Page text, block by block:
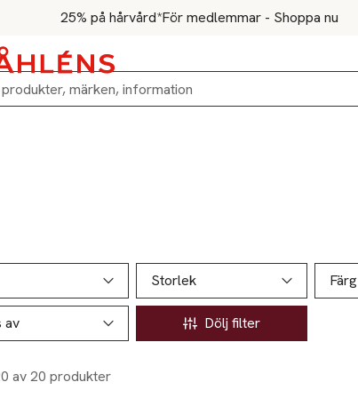
25% på hårvård*För medlemmar - Shoppa nu
produktsidan
Storlek Färg
av Dölj filter
av 20 produkter
produkter